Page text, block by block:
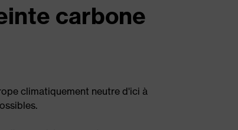
carbone
climatiquement neutre d'ici à